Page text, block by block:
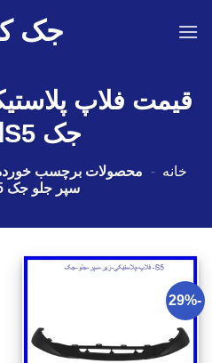
جک
قیمت فلاپ
جک S5اصلی
خانه -
محصولات برچسب خورده
سپر جلو جک S5اصلی"
-29%